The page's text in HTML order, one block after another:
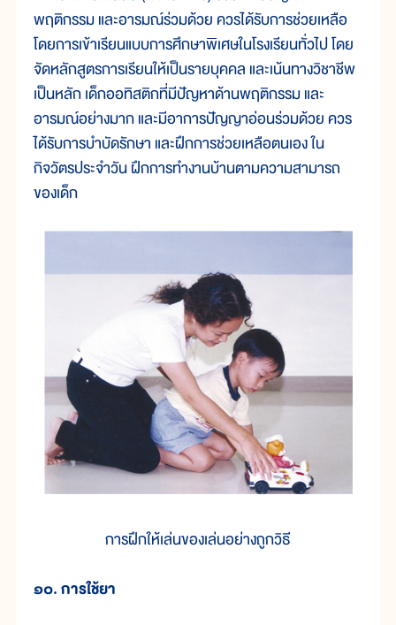
พฤติกรรม และอารมณ์ร่วมด้วย ควรได้รับการช่วยเหลือ
โดยการเข้าเรียนแบบการศึกษาพิเศษในโรงเรียนทั่วไป โดย
จัดหลักสูตรการเรียนให้เป็นรายบุคคล และเน้นทางวิชาชีพ
เป็นหลัก เด็กออทิสติกที่มีปัญหาด้านพฤติกรรม และ
อารมณ์อย่างมาก และมีอาการปัญญาอ่อนร่วมด้วย ควร
ได้รับการบำบัดรักษา และฝึกการช่วยเหลือตนเอง ใน
กิจวัตรประจำวัน ฝึกการทำงานบ้านตามความสามารถ
ของเด็ก
การฝึกให้เล่นของเล่นอย่างถูกวิธี
๑๐. การใช้ยา